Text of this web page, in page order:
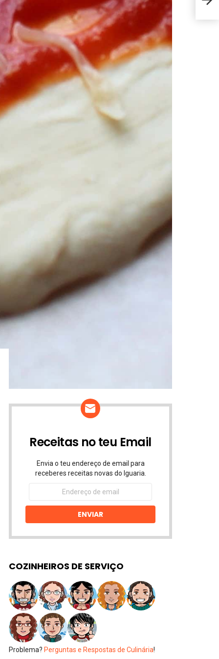
Receitas no teu Email
Envia o teu endereço de email para
receberes receitas novas do Iguaria.
Endereço
email
ENVIAR
COZINHEIROS DE SERVIÇO
Problema? Perguntas e Respostas de Culinária!